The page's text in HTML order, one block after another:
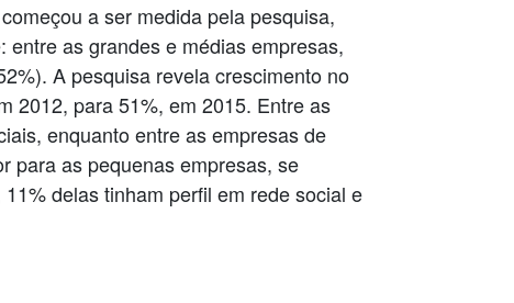
a ser medida pela pesquisa,
as grandes e médias empresas,
A pesquisa revela crescimento no
2012, para 51%, em 2015. Entre as
enquanto entre as empresas de
para as pequenas empresas, se
delas tinham perfil em rede social e